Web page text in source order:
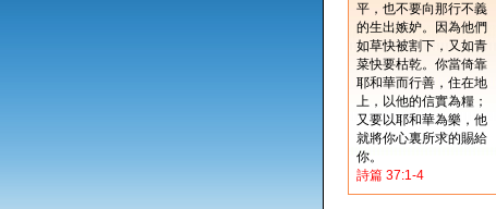
平，也不要向那行不義
的生出嫉妒。因為他們
如草快被割下，又如青
菜快要枯乾。你當倚靠
耶和華而行善，住在地
上，以他的信實為糧；
又要以耶和華為樂，他
就將你心裏所求的賜給
你。
詩篇 37:1-4